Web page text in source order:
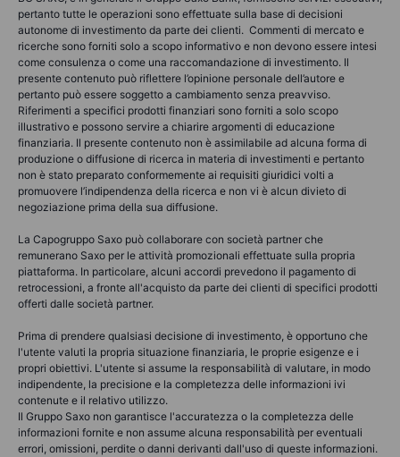
pertanto tutte le operazioni sono effettuate sulla base di decisioni
autonome di investimento da parte dei clienti. Commenti di mercato e
ricerche sono forniti solo a scopo informativo e non devono essere intesi
come consulenza o come una raccomandazione di investimento. Il
presente contenuto può riflettere l’opinione personale dell’autore e
pertanto può essere soggetto a cambiamento senza preavviso.
Riferimenti a specifici prodotti finanziari sono forniti a solo scopo
illustrativo e possono servire a chiarire argomenti di educazione
finanziaria. Il presente contenuto non è assimilabile ad alcuna forma di
produzione o diffusione di ricerca in materia di investimenti e pertanto
non è stato preparato conformemente ai requisiti giuridici volti a
promuovere l’indipendenza della ricerca e non vi è alcun divieto di
negoziazione prima della sua diffusione.
La Capogruppo Saxo può collaborare con società partner che
remunerano Saxo per le attività promozionali effettuate sulla propria
piattaforma. In particolare, alcuni accordi prevedono il pagamento di
retrocessioni, a fronte all'acquisto da parte dei clienti di specifici prodotti
offerti dalle società partner.
Prima di prendere qualsiasi decisione di investimento, è opportuno che
l'utente valuti la propria situazione finanziaria, le proprie esigenze e i
propri obiettivi. L'utente si assume la responsabilità di valutare, in modo
indipendente, la precisione e la completezza delle informazioni ivi
contenute e il relativo utilizzo.
Il Gruppo Saxo non garantisce l'accuratezza o la completezza delle
informazioni fornite e non assume alcuna responsabilità per eventuali
errori, omissioni, perdite o danni derivanti dall'uso di queste informazioni.